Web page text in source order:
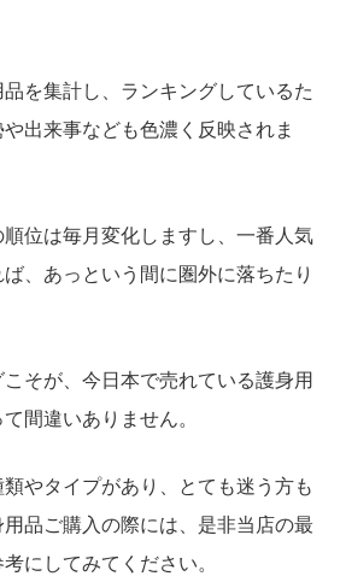
を集計し、ランキングしているた
出来事なども色濃く反映されま
位は毎月変化しますし、一番人気
、あっという間に圏外に落ちたり
そが、今日本で売れている護身用
間違いありません。
やタイプがあり、とても迷う方も
品ご購入の際には、是非当店の最
にしてみてください。